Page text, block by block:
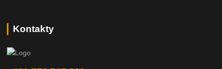
Kontakty